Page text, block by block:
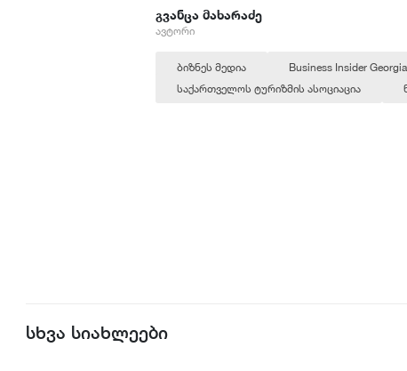
გვანცა მახარაძე
ავტორი
ბიზნეს მედია Business Insider Georgia
საქართველოს ტურიზმის ასოციაცია
სხვა სიახლეები